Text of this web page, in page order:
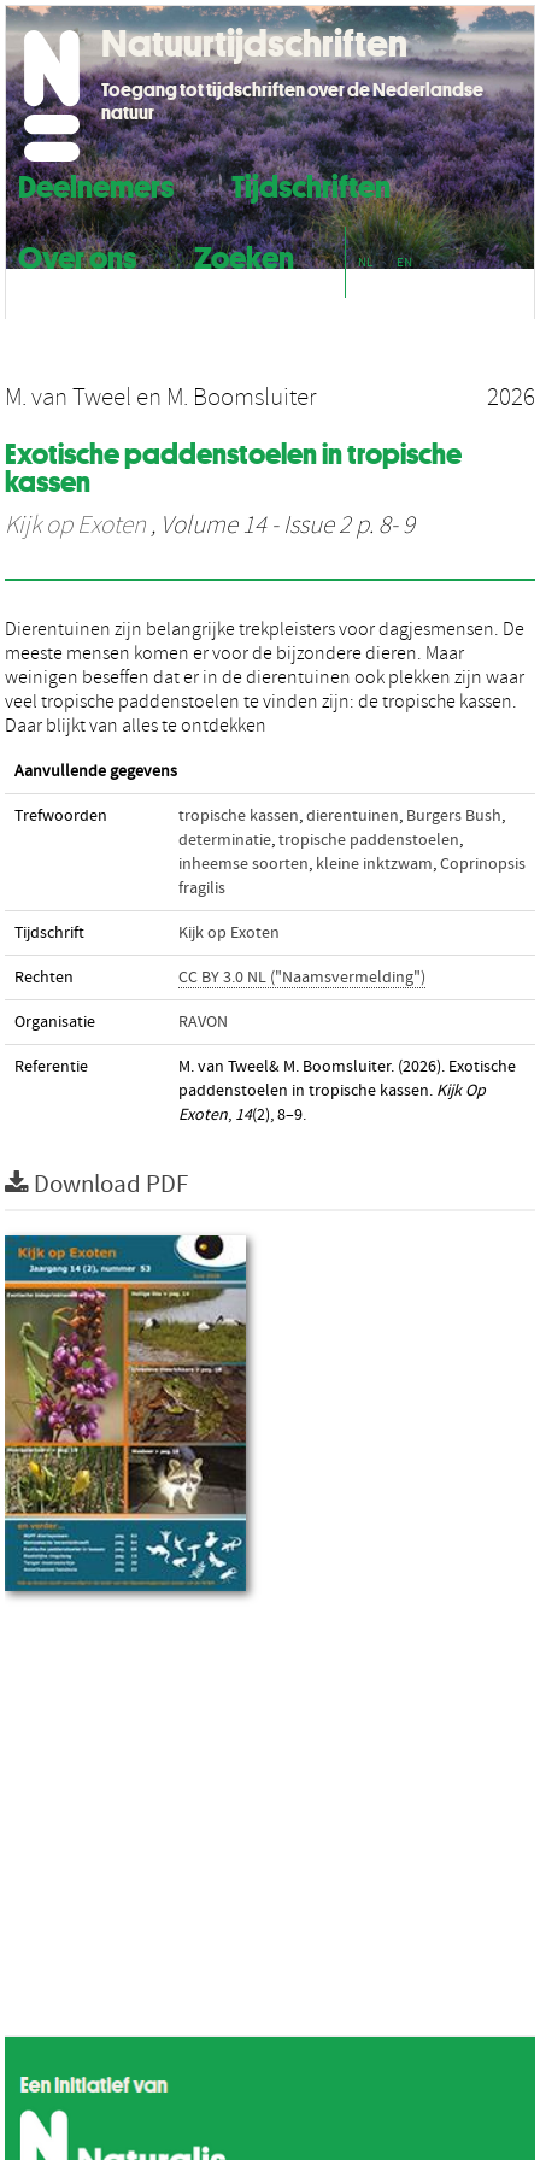
Deelnemers
Tijdschriften
Over ons
Zoeken NL EN
Natuurtijdschriften
Toegang tot tijdschriften over de Nederlandse
natuur
M. van Tweel en M. Boomsluiter 2026
Exotische paddenstoelen in tropische
kassen
Kijk op Exoten , Volume 14 - Issue 2 p. 8- 9
Dierentuinen zijn belangrijke trekpleisters voor dagjesmensen. De
meeste mensen komen er voor de bijzondere dieren. Maar
weinigen beseffen dat er in de dierentuinen ook plekken zijn waar
veel tropische paddenstoelen te vinden zijn: de tropische kassen.
Daar blijkt van alles te ontdekken
Aanvullende gegevens
Trefwoorden tropische kassen,dierentuinen, Burgers Bush,
determinatie,tropische paddenstoelen,
inheemse soorten, kleine inktzwam,Coprinopsis
fragilis
Tijdschrift Kijk op Exoten
Rechten CC BY 3.0 NL ("Naamsvermelding")
Organisatie RAVON
Referentie
M. van Tweel& M. Boomsluiter. (2026). Exotische
paddenstoelen in tropische kassen. Kijk Op
Exoten, 14(2), 8–9.
Download PDF